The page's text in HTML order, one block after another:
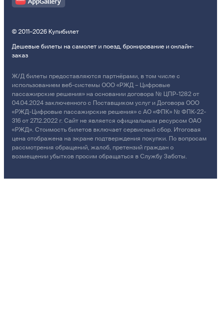
© 2011–2026 Купибилет
Дешевые билеты на самолет и поезд, бронирование и онлайн-
заказ
Ж/Д билеты предоставляются партнёрами, в том числе с
использованием веб-системы ООО «РЖД – Цифровые
пассажирские решения» на основании договора № ЦПР-1282 от
04.04.2024 заключенного с Поставщиком услуг и Договора ООО
«РЖД-Цифровые пассажирские решения» с АО «ФПК» № ФПК-22-
316 от 27.12.2022 г. Сайт не является официальным ресурсом ОАО
«РЖД». Стоимость билетов включает сервисный сбор. Итоговая
цена отображена на экране подтверждения покупки. По вопросам
рассмотрения обращений, жалоб, претензий граждан о
возмещении убытков просим обращаться в Службу Заботы.